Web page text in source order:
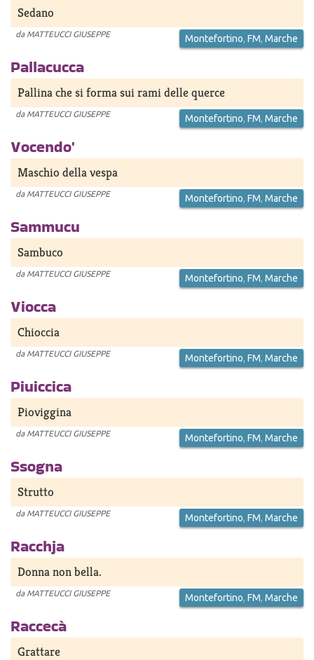
Sedano
da MATTEUCCI GIUSEPPE Montefortino, FM, Marche
Pallacucca
Pallina che si forma sui rami delle querce
da MATTEUCCI GIUSEPPE Montefortino, FM, Marche
Vocendo'
Maschio della vespa
da MATTEUCCI GIUSEPPE Montefortino, FM, Marche
Sammucu
Sambuco
da MATTEUCCI GIUSEPPE Montefortino, FM, Marche
Viocca
Chioccia
da MATTEUCCI GIUSEPPE Montefortino, FM, Marche
Piuiccica
Pioviggina
da MATTEUCCI GIUSEPPE Montefortino, FM, Marche
Ssogna
Strutto
da MATTEUCCI GIUSEPPE Montefortino, FM, Marche
Racchja
Donna non bella.
da MATTEUCCI GIUSEPPE Montefortino, FM, Marche
Raccecà
Grattare